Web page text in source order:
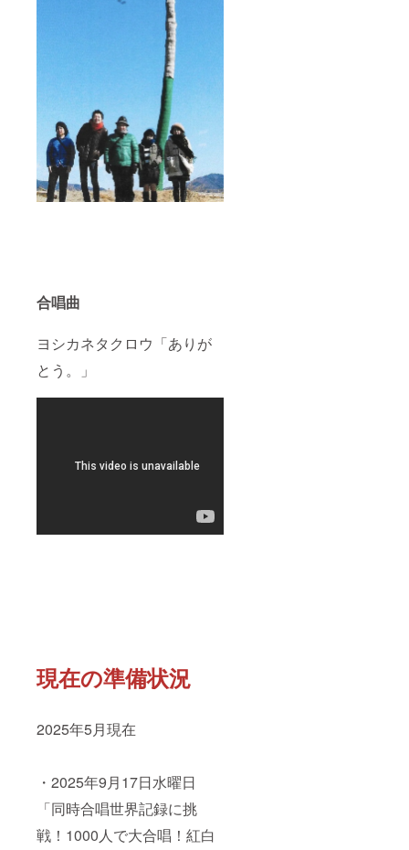
合唱曲
ヨシカネタクロウ「ありが
とう。」
現在の準備状況
2025年5月現在
・2025年9月17日水曜日
「同時合唱世界記録に挑
戦！1000人で大合唱！紅白